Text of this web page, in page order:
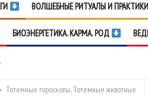
ВОЛШЕБНЫЕ РИТУАЛЫ И ПРАКТИКИ
БИОЭНЕРГЕТИКА. КАРМА. РОД
Тотемные гороскопы,Тотемные животные